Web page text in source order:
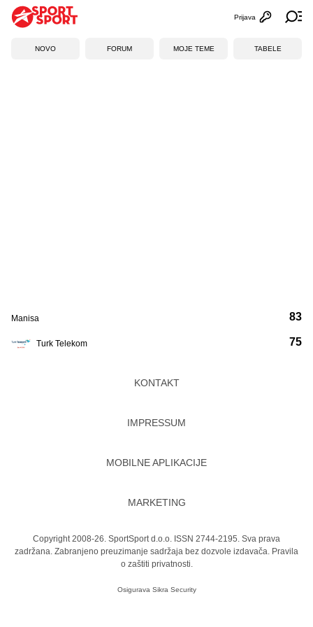
Otvori
Prijava
NOVO FORUM MOJE TEME TABELE
Manisa
Turk Telekom
83
75
KONTAKT
IMPRESSUM
MOBILNE APLIKACIJE
MARKETING
Copyright 2008-26. SportSport d.o.o. ISSN 2744-2195. Sva prava
zadržana. Zabranjeno preuzimanje sadržaja bez dozvole izdavača. Pravila
o zaštiti privatnosti.
Osigurava Sikra Security